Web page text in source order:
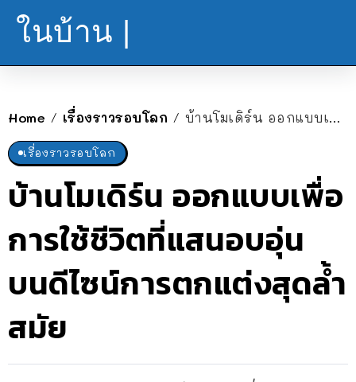
ในบ้าน |
Home / เรื่องราวรอบโลก / บ้านโมเดิร์น ออกแบบเพื่อการใช้ชีวิตที่แสนอบอุ่น บนดีไซน์การตกแต่งสุดล้ำสมัย
เรื่องราวรอบโลก
บ้านโมเดิร์น ออกแบบเพื่อ
การใช้ชีวิตที่แสนอบอุ่น
บนดีไซน์การตกแต่งสุดล้ำ
สมัย